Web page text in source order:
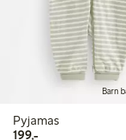
Barn
Pyjamas
199,-199,00 kr